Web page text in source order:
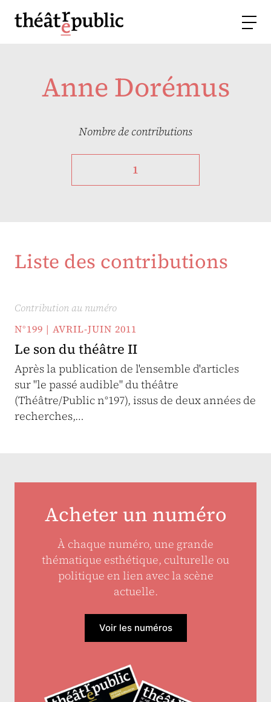
Anne Dorémus
Nombre de contributions
1
Liste des contributions
Contribution au numéro
N°199 | AVRIL-JUIN 2011
Le son du théâtre II
Après la publication de l'ensemble d'articles
sur "le passé audible" du théâtre
(Théâtre/Public n°197), issus de deux années de
recherches,…
Acheter un numéro
À chaque numéro, une grande
thématique esthétique, culturelle ou
politique en lien avec la scène
actuelle.
Voir les numéros